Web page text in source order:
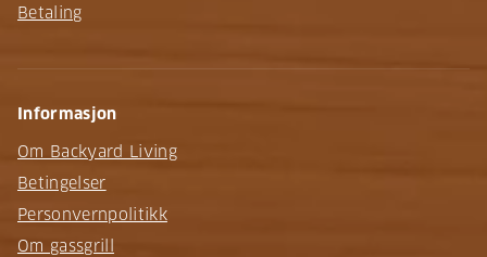
Betaling
Informasjon
Om Backyard Living
Betingelser
Personvernpolitikk
Om gassgrill